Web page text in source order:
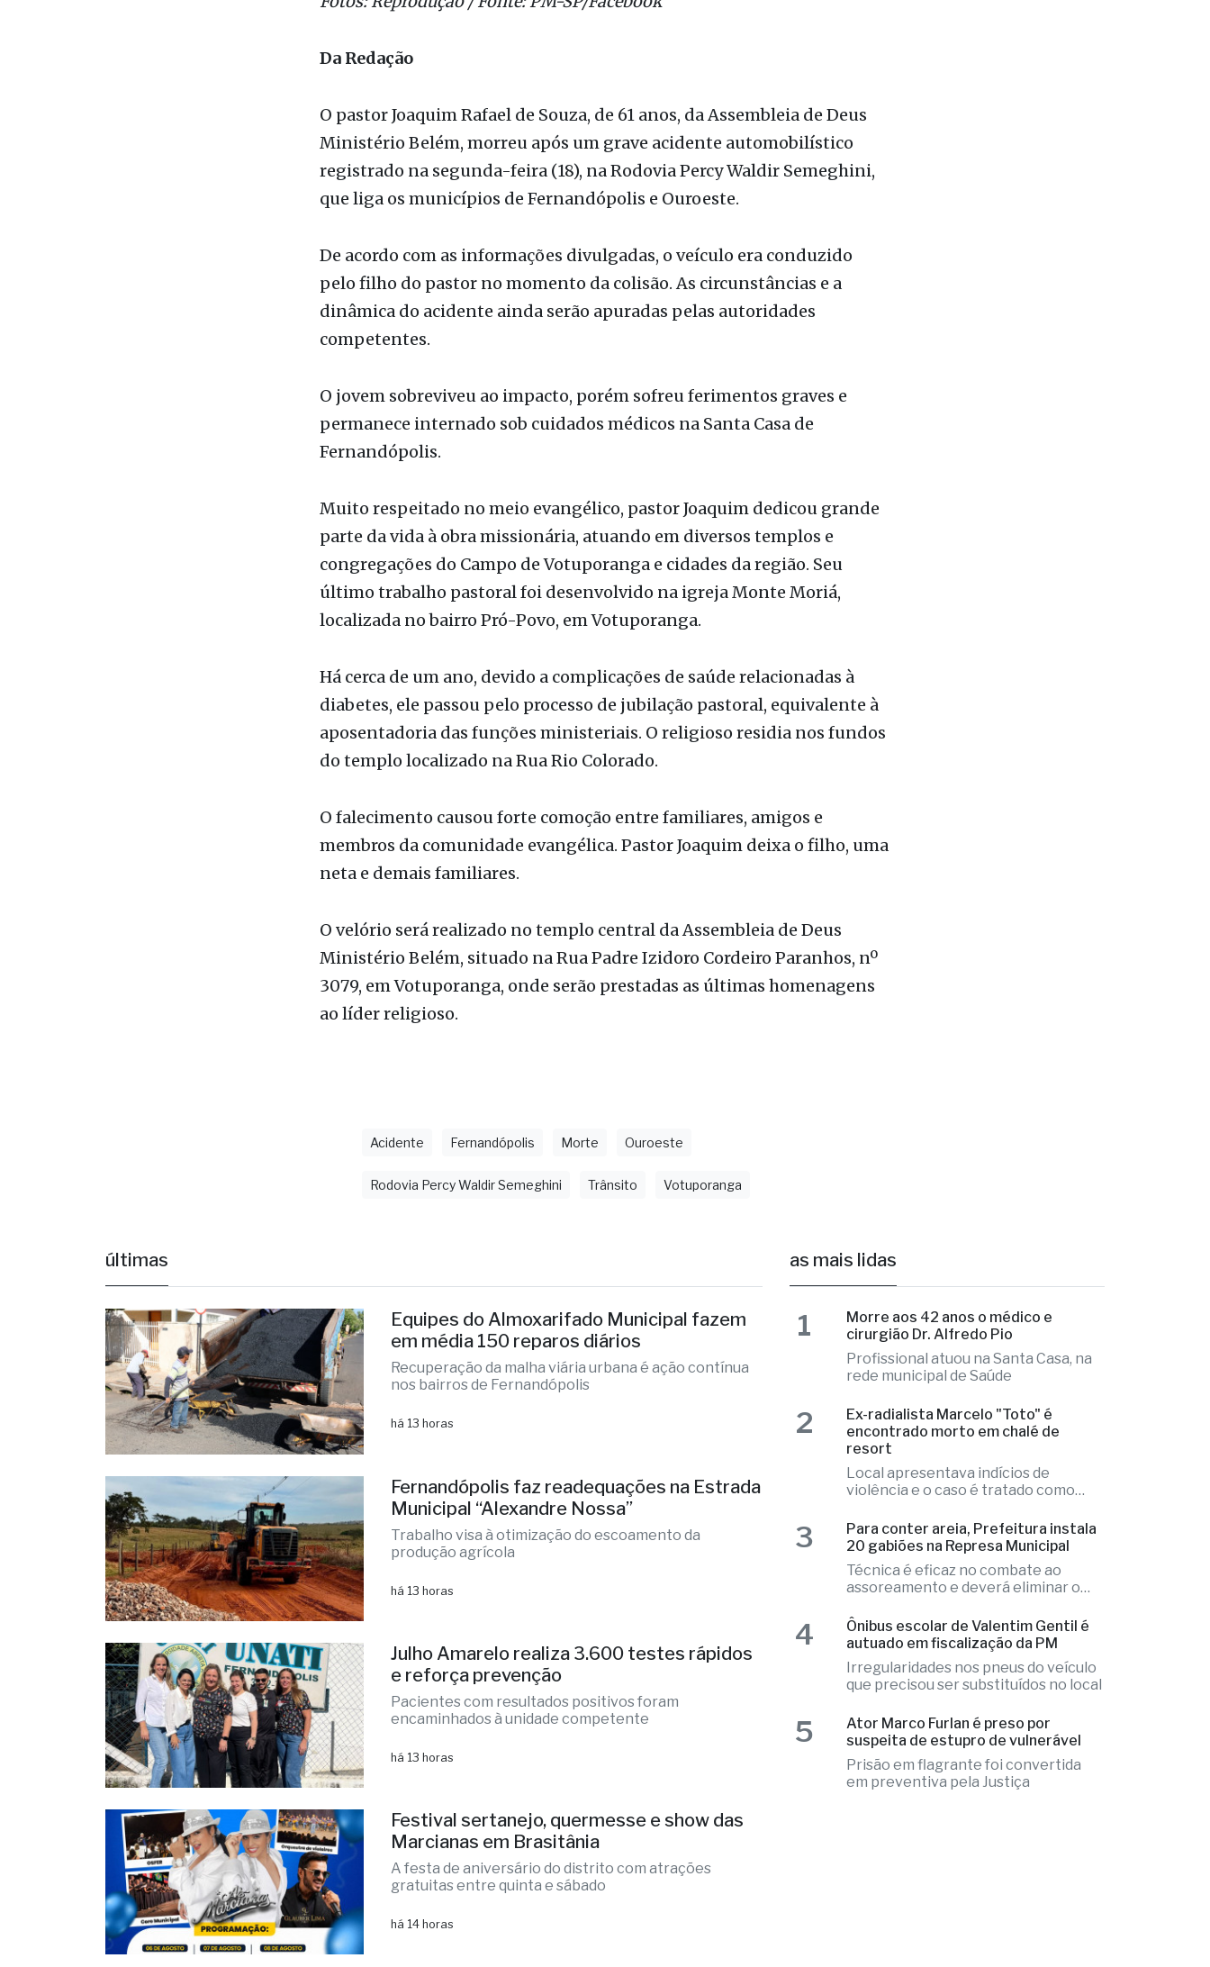
Fotos: Reprodução / Fonte: PM-SP/Facebook
Da Redação
O pastor Joaquim Rafael de Souza, de 61 anos, da Assembleia de Deus
Ministério Belém, morreu após um grave acidente automobilístico
que liga os municípios de Fernandópolis e Ouroeste.
De acordo com as informações divulgadas, o veículo era conduzido
pelo filho do pastor no momento da colisão. As circunstâncias e a
competentes.
O jovem sobreviveu ao impacto, porém sofreu ferimentos graves e
Fernandópolis.
Muito respeitado no meio evangélico, pastor Joaquim dedicou grande
parte da vida à obra missionária, atuando em diversos templos e
congregações do Campo de Votuporanga e cidades da região. Seu
localizada no bairro Pró-Povo, em Votuporanga.
Há cerca de um ano, devido a complicações de saúde relacionadas à
diabetes, ele passou pelo processo de jubilação pastoral, equivalente à
do templo localizado na Rua Rio Colorado.
O falecimento causou forte comoção entre familiares, amigos e
neta e demais familiares.
O velório será realizado no templo central da Assembleia de Deus
Ministério Belém, situado na Rua Padre Izidoro Cordeiro Paranhos, nº
Acidente Fernandópolis Morte Ouroeste
últimas
Equipes do Almoxarifado Municipal fazem
em média 150 reparos diários
Recuperação da malha viária urbana é ação contínua
Fernandópolis faz readequações na Estrada
Municipal “Alexandre Nossa”
Trabalho visa à otimização do escoamento da
Julho Amarelo realiza 3.600 testes rápidos
e reforça prevenção
Pacientes com resultados positivos foram
Festival sertanejo, quermesse e show das
Marcianas em Brasitânia
A festa de aniversário do distrito com atrações
as mais lidas
Morre aos 42 anos o médico e
cirurgião Dr. Alfredo Pio
Profissional atuou na Santa Casa, na
rede municipal de Saúde
Ex-radialista Marcelo "Toto" é
encontrado morto em chalé de
Local apresentava indícios de
violência e o caso é tratado como
investigação
Para conter areia, Prefeitura instala
Técnica é eficaz no combate ao
assoreamento e deverá eliminar o
Ônibus escolar de Valentim Gentil é
autuado em fiscalização da PM
Irregularidades nos pneus do veículo
que precisou ser substituídos no local
Ator Marco Furlan é preso por
suspeita de estupro de vulnerável